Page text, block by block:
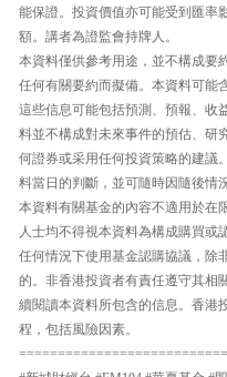
能保證。投資價值亦可能受到匯率
額。講者為證監會持牌人。
本資料僅供參考用途，並不構成要
任何有關要約而擬備。本資料可能
這些信息可能包括預測、預報、收
料並不構成對未來事件的預估、研
何證券或采用任何投資策略的建議
料當日的判斷，並可隨時因隨後情
本資料有關基金的內容不適用於在
人士均不得視本資料為構成購買或
任何情況下使用基金認購協議，除
的。非香港投資者有責任遵守其相
續閱讀本資料所包含的信息。香港
程，包括風險因素。